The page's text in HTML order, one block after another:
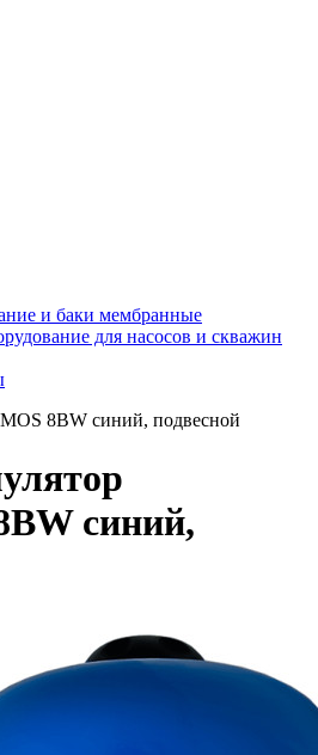
и баки мембранные
для насосов и скважин
8BW синий, подвесной
синий,